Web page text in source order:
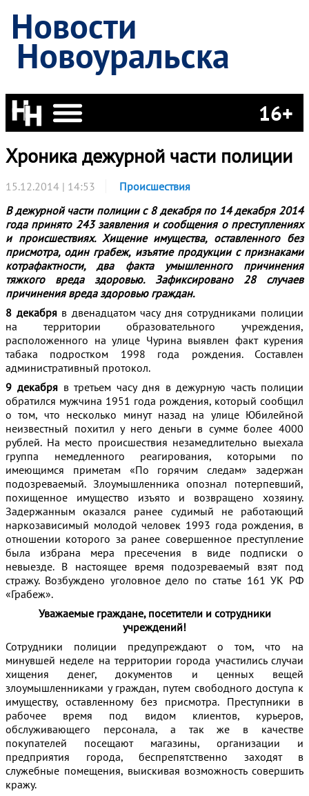
Новости
Новоуральска
16+
Хроника дежурной части полиции
15.12.2014 | 14:53
Происшествия
В дежурной части полиции с 8 декабря по 14 декабря 2014
года принято 243 заявления и сообщения о преступлениях
и происшествиях. Хищение имущества, оставленного без
присмотра, один грабеж, изъятие продукции с признаками
котрафактности, два факта умышленного причинения
тяжкого вреда здоровью. Зафиксировано 28 случаев
причинения вреда здоровью граждан.
8 декабряв двенадцатом часу дня сотрудниками полиции
на территории образовательного учреждения,
расположенного на улице Чурина выявлен факт курения
табака подростком 1998 года рождения. Составлен
административный протокол.
9 декабряв третьем часу дня в дежурную часть полиции
обратился мужчина 1951 года рождения, который сообщил
о том, что несколько минут назад на улице Юбилейной
неизвестный похитил у него деньги в сумме более 4000
рублей. На место происшествия незамедлительно выехала
группа немедленного реагирования, которыми по
имеющимся приметам «По горячим следам» задержан
подозреваемый. Злоумышленника опознал потерпевший,
похищенное имущество изъято и возвращено хозяину.
Задержанным оказался ранее судимый не работающий
наркозависимый молодой человек 1993 года рождения, в
отношении которого за ранее совершенное преступление
была избрана мера пресечения в виде подписки о
невыезде. В настоящее время подозреваемый взят под
стражу. Возбуждено уголовное дело по статье 161 УК РФ
«Грабеж».
Уважаемые граждане, посетители и сотрудники
учреждений!
Сотрудники полиции предупреждают о том, что на
минувшей неделе на территории города участились случаи
хищения денег, документов и ценных вещей
злоумышленниками у граждан, путем свободного доступа к
имуществу, оставленному без присмотра. Преступники в
рабочее время под видом клиентов, курьеров,
обслуживающего персонала, а так же в качестве
покупателей посещают магазины, организации и
предприятия города, беспрепятственно заходят в
служебные помещения, выискивая возможность совершить
кражу.